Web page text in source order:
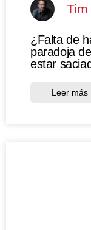
Tim
¿Falta de
paradoja
estar
Leer más